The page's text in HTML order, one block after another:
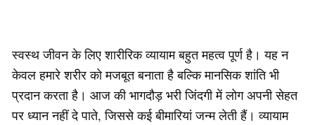
स्वस्थ जीवन के लिए शारीरिक व्यायाम बहुत महत्व पूर्ण है। यह न
केवल हमारे शरीर को मजबूत बनाता है बल्कि मानसिक शांति भी
प्रदान करता है। आज की भागदौड़ भरी जिंदगी में लोग अपनी सेहत
पर ध्यान नहीं दे पाते, जिससे कई बीमारियां जन्म लेती हैं। व्यायाम